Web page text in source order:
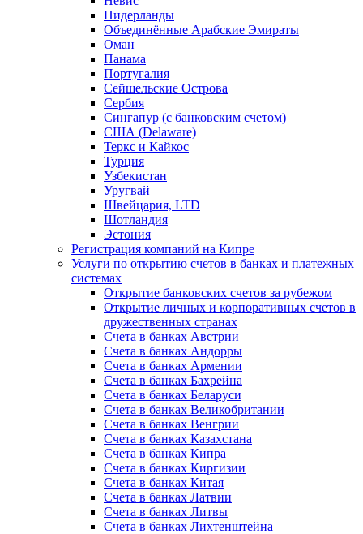
Нидерланды
Объединённые Арабские Эмираты
Оман
Панама
Португалия
Сейшельские Острова
Сербия
Сингапур (c банковским счетом)
США (Delaware)
Теркс и Кайкос
Турция
Узбекистан
Уругвай
Швейцария, LTD
Шотландия
Эстония
Регистрация компаний на Кипре
Услуги по открытию счетов в банках и платежных
системах
Открытие банковских счетов за рубежом
Открытие личных и корпоративных счетов в
дружественных странах
Счета в банках Австрии
Счета в банках Андорры
Счета в банках Армении
Счета в банках Бахрейна
Счета в банках Беларуси
Счета в банках Великобритании
Счета в банках Венгрии
Счета в банках Казахстана
Счета в банках Кипра
Счета в банках Киргизии
Счета в банках Китая
Счета в банках Латвии
Счета в банках Литвы
Счета в банках Лихтенштейна